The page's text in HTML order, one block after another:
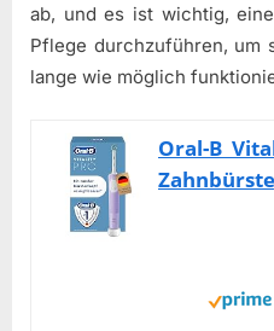
ab, und es ist wichtig,
Pflege durchzuführen, um
lange wie möglich
Oral-B